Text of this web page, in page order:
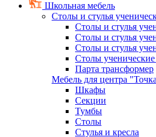
Школьная мебель
Столы и стулья
Столы и стулья
Столы и стулья
Столы и стулья
Столы
Парта трансформер
Мебель для центра
Шкафы
Секции
Тумбы
Столы
Стулья и кресла